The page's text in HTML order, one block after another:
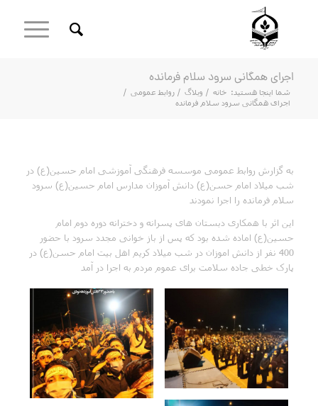
اجرای همگانی سرود سلام فرمانده
شما اینجا هستید: خانه / وبلاگ / روابط عمومی /
اجرای همگانی سرود سلام فرمانده
به گزارش روابط عمومی موسسه فرهنگی آموزشی امام حسین(ع) در
شب میلاد امام حسن(ع) دانش آموزان مدارس امام حسین(ع) سرود
سلام فرمانده را اجرا نمودند
این اثر با همکاری دبستان های پسرانه و دخترانه دوره دوم امام
حسین(ع) اماده شده بود که پس از باز خوانی مجدد سرود با حضور
400 نفر از دانش اموزان در شب میلاد کریم اهل بیت امام حسن(ع) در
پارک خطی جاده سلامت برای عموم مردم به اجرا در آمد